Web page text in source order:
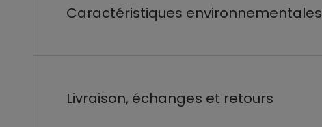
Caractéristiques environnementales
Livraison, échanges et retours